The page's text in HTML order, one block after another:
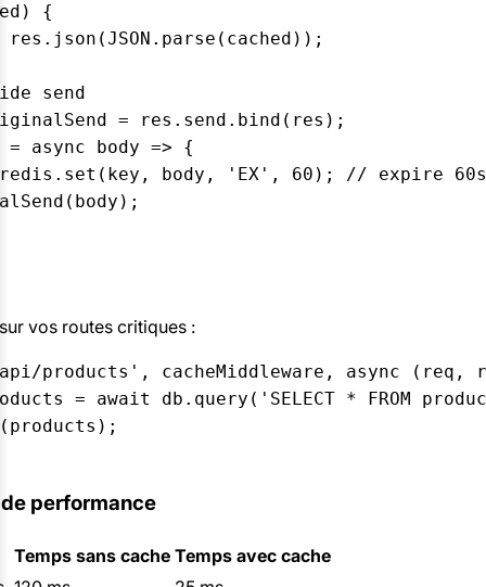
{
res.json(JSON.parse(cached));
send
= res.send.bind(res);
= async body => {
body, 'EX', 60); // expire
vos routes critiques :
products', cacheMiddleware, async
= await db.query('SELECT * FROM
performance
Temps sans cache Temps avec cache